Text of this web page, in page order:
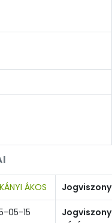
ÁKOS Jogviszony
05-15
Jogviszony